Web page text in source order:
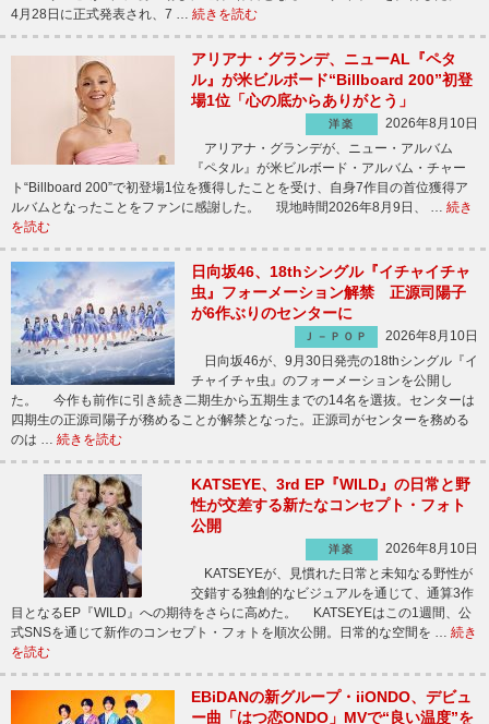
4月28日に正式発表され、7 … 続きを読む
アリアナ・グランデ、ニューAL『ペタ
ル』が米ビルボード“Billboard 200”初登
場1位「心の底からありがとう」
洋楽
2026年8月10日
アリアナ・グランデが、ニュー・アルバム
『ペタル』が米ビルボード・アルバム・チャー
ト“Billboard 200”で初登場1位を獲得したことを受け、自身7作目の首位獲得ア
ルバムとなったことをファンに感謝した。 現地時間2026年8月9日、 … 続き
を読む
日向坂46、18thシングル『イチャイチャ
虫』フォーメーション解禁 正源司陽子
が6作ぶりのセンターに
Ｊ－ＰＯＰ
2026年8月10日
日向坂46が、9月30日発売の18thシングル『イ
チャイチャ虫』のフォーメーションを公開し
た。 今作も前作に引き続き二期生から五期生までの14名を選抜。センターは
四期生の正源司陽子が務めることが解禁となった。正源司がセンターを務める
のは … 続きを読む
KATSEYE、3rd EP『WILD』の日常と野
性が交差する新たなコンセプト・フォト
公開
洋楽
2026年8月10日
KATSEYEが、見慣れた日常と未知なる野性が
交錯する独創的なビジュアルを通じて、通算3作
目となるEP『WILD』への期待をさらに高めた。 KATSEYEはこの1週間、公
式SNSを通じて新作のコンセプト・フォトを順次公開。日常的な空間を … 続き
を読む
EBiDANの新グループ・iiONDO、デビュ
ー曲「はつ恋ONDO」MVで“良い温度”を